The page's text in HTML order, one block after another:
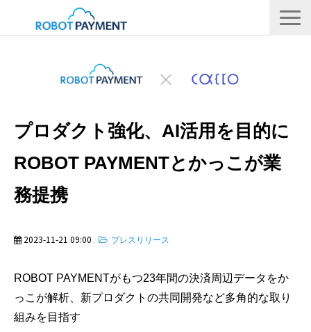
CVC
採用情報
プロダクト強化、AI活用を目的に
ROBOT PAYMENTとかっこが業
務提携
2023-11-21 09:00 プレスリリース
ROBOT PAYMENTがもつ23年間の決済周辺データをか
っこが解析、新プロダクトの共同開発など多角的な取り
組みを目指す